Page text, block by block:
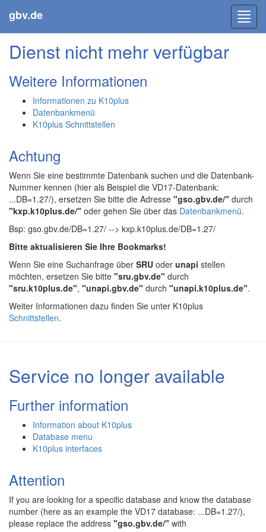
gbv.de
Dienst nicht mehr verfügbar
Weitere Informationen
Informationen zu K10plus
Datenbankmenü
K10plus Schnittstellen
Achtung
Wenn Sie eine bestimmte Datenbank suchen und die Datenbank-
Nummer kennen (hier als Beispiel die VD17-Datenbank:
...DB=1.27/), ersetzen Sie bitte die Adresse "gso.gbv.de/" durch
"kxp.k10plus.de/" oder gehen Sie über das Datenbankmenü.
Bsp: gso.gbv.de/DB=1.27/ --> kxp.k10plus.de/DB=1.27/
Bitte aktualisieren Sie Ihre Bookmarks!
Wenn Sie eine Suchanfrage über SRU oder unapi stellen
möchten, ersetzen Sie bitte "sru.gbv.de" durch
"sru.k10plus.de", "unapi.gbv.de" durch "unapi.k10plus.de".
Weiter Informationen dazu finden Sie unter K10plus
Schnittstellen.
Service no longer available
Further information
Information about K10plus
Database menu
K10plus interfaces
Attention
If you are looking for a specific database and know the database
number (here as an example the VD17 database: ...DB=1.27/),
please replace the address "gso.gbv.de/" with